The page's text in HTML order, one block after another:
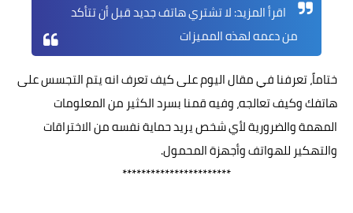
اقرأ المزيد:لا تشتري هاتف جديد قبل أن تتأكد
من دعمه لهذه المميزات
ختاماً، تعرفنا في مقال اليوم على كيف تعرف انه يتم التجسس على
هاتفك وكيف تعالجه، وفيه قمنا بسرد الكثير من المعلومات
المهمة والضرورية لأي شخص يريد حماية نفسه من الاختراقات
والتهكير للهواتف وأجهزة المحمول.
***********************